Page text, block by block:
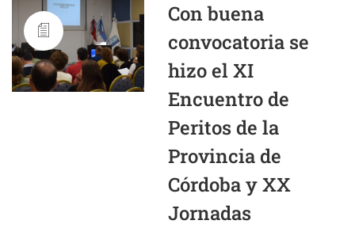
Con buena
convocatoria se
hizo el XI
Encuentro de
Peritos de la
Provincia de
Córdoba y XX
Jornadas